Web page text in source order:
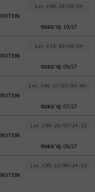
Lot.C48-18/10/24
หมดอายุ: 10/27
Lot.C43-03/09/24
หมดอายุ: 09/27
Lot.C40-17/07/24-00:
หมดอายุ: 07/27
Lot.C40-25/07/24-11
หมดอายุ: 08/27
Lot.C39-11/06/24-14